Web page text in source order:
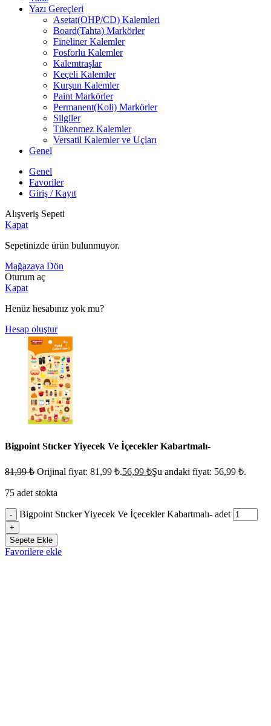
Yazı Gereçleri
Asetat(OHP/CD) Kalemleri
Board(Tahta) Markörler
Fineliner Kalemler
Fosforlu Kalemler
Kalemtraşlar
Keçeli Kalemler
Kurşun Kalemler
Paint Markörler
Permanent(Koli) Markörler
Silgiler
Tükenmez Kalemler
Versatil Kalemler ve Uçları
Genel
Genel
Favoriler
Giriş / Kayıt
Alışveriş Sepeti
Kapat
Sepetinizde ürün bulunmuyor.
Mağazaya Dön
Oturum aç
Kapat
Henüz hesabınız yok mu?
Hesap oluştur
Bigpoint Stıcker Yiyecek Ve İçecekler Kabartmalı-
81,99₺ Orijinal fiyat: 81,99 ₺.56,99 ₺Şu andaki fiyat: 56,99 ₺.
75 adet stokta
- Bigpoint Stıcker Yiyecek Ve İçecekler Kabartmalı- adet
+
Sepete Ekle
Favorilere ekle